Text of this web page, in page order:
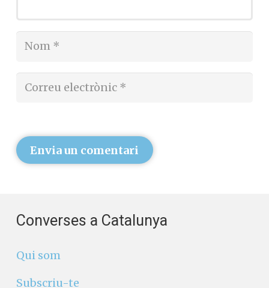
Envia un comentari
Converses a Catalunya
Qui som
Subscriu-te